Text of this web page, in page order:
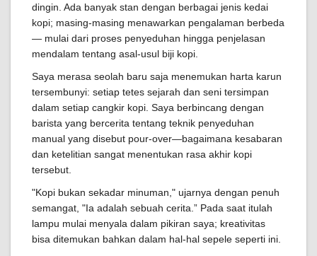
dingin. Ada banyak stan dengan berbagai jenis kedai
kopi; masing-masing menawarkan pengalaman berbeda
— mulai dari proses penyeduhan hingga penjelasan
mendalam tentang asal-usul biji kopi.
Saya merasa seolah baru saja menemukan harta karun
tersembunyi: setiap tetes sejarah dan seni tersimpan
dalam setiap cangkir kopi. Saya berbincang dengan
barista yang bercerita tentang teknik penyeduhan
manual yang disebut pour-over—bagaimana kesabaran
dan ketelitian sangat menentukan rasa akhir kopi
tersebut.
"Kopi bukan sekadar minuman," ujarnya dengan penuh
semangat, "Ia adalah sebuah cerita.” Pada saat itulah
lampu mulai menyala dalam pikiran saya; kreativitas
bisa ditemukan bahkan dalam hal-hal sepele seperti ini.